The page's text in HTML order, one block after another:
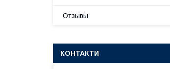
Отзывы
КОНТАКТИ